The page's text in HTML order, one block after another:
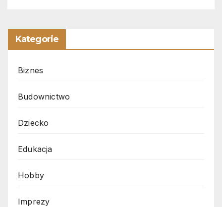
Kategorie
Biznes
Budownictwo
Dziecko
Edukacja
Hobby
Imprezy